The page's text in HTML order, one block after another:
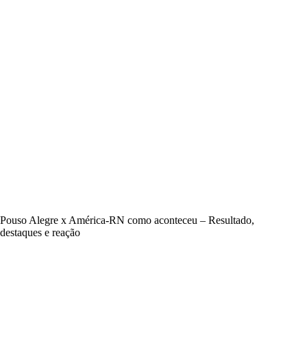
Pouso Alegre x América-RN como aconteceu – Resultado,
destaques e reação